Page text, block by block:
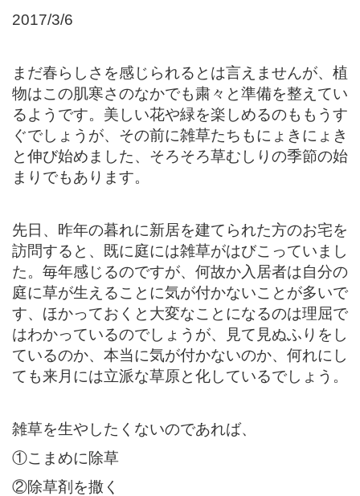
2017/3/6
まだ春らしさを感じられるとは言えませんが、植
物はこの肌寒さのなかでも粛々と準備を整えてい
るようです。美しい花や緑を楽しめるのももうす
ぐでしょうが、その前に雑草たちもにょきにょき
と伸び始めました、そろそろ草むしりの季節の始
まりでもあります。
先日、昨年の暮れに新居を建てられた方のお宅を
訪問すると、既に庭には雑草がはびこっていまし
た。毎年感じるのですが、何故か入居者は自分の
庭に草が生えることに気が付かないことが多いで
す、ほかっておくと大変なことになるのは理屈で
はわかっているのでしょうが、見て見ぬふりをし
ているのか、本当に気が付かないのか、何れにし
ても来月には立派な草原と化しているでしょう。
雑草を生やしたくないのであれば、
①こまめに除草
②除草剤を撒く